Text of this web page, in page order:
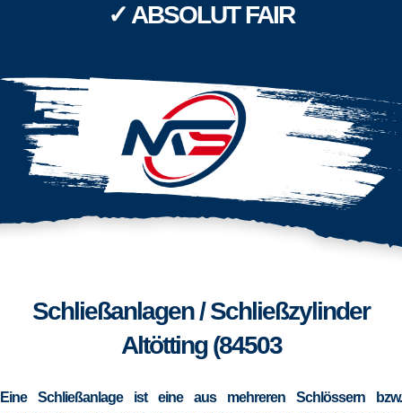
✓ ABSOLUT FAIR
Schließanlagen / Schließzylinder
Altötting (84503
Eine Schließanlage ist eine aus mehreren Schlössern bzw.